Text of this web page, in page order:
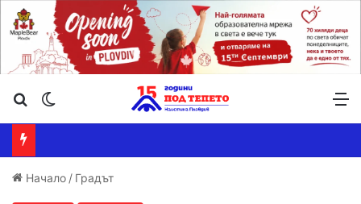
Търсене ...
Начало / Градът